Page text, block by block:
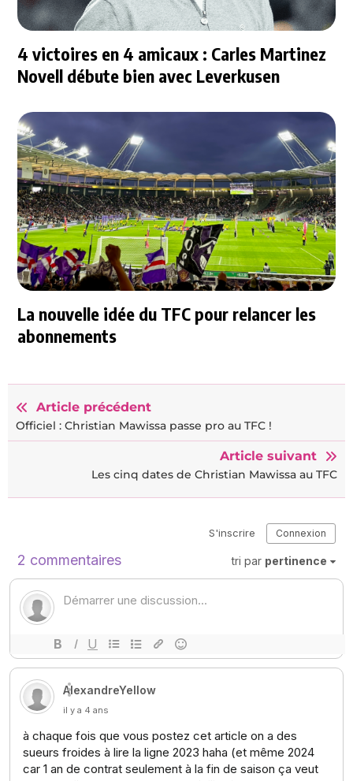
4 victoires en 4 amicaux : Carles Martinez
Novell débute bien avec Leverkusen
La nouvelle idée du TFC pour relancer les
abonnements
Article précédent
Officiel : Christian Mawissa passe pro au TFC !
Article suivant
Les cinq dates de Christian Mawissa au TFC